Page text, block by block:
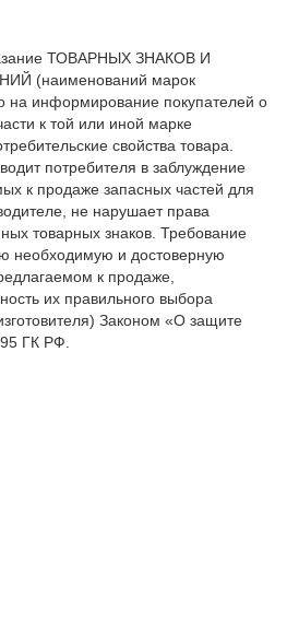
ТОВАРНЫХ ЗНАКОВ И
(наименований марок
на информирование покупателей о
к той или иной марке
свойства товара.
потребителя в заблуждение
к продаже запасных частей для
не нарушает права
товарных знаков. Требование
необходимую и достоверную
к продаже,
их правильного выбора
Законом «О защите
ГК РФ.